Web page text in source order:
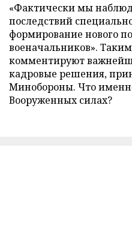
«Фактически мы
последствий
формирование нового
военачальников».
комментируют
кадровые решения,
Минобороны. Что
Вооруженных силах?